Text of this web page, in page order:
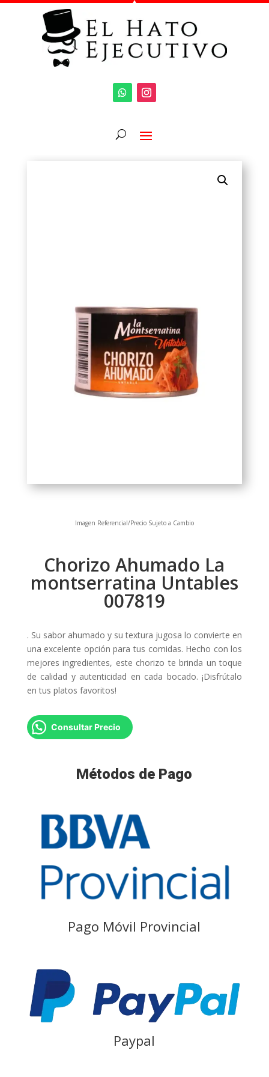
Imagen Referencial/Precio Sujeto a Cambio
Chorizo Ahumado La
montserratina Untables
007819
. Su sabor ahumado y su textura jugosa lo convierte en
una excelente opción para tus comidas. Hecho con los
mejores ingredientes, este chorizo te brinda un toque
de calidad y autenticidad en cada bocado. ¡Disfrútalo
en tus platos favoritos!
Consultar Precio
Métodos de Pago
Pago Móvil Provincial
Paypal